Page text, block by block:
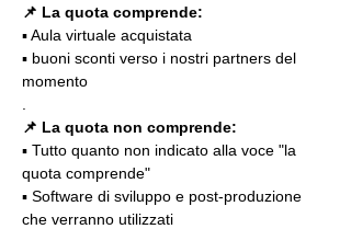
📌 La quota comprende:
▪️ Aula virtuale acquistata
▪️ buoni sconti verso i nostri partners del
momento
📌 La quota non comprende:
▪️ Tutto quanto non indicato alla voce "la
quota comprende"
▪️ Software di sviluppo e post-produzione
che verranno utilizzati